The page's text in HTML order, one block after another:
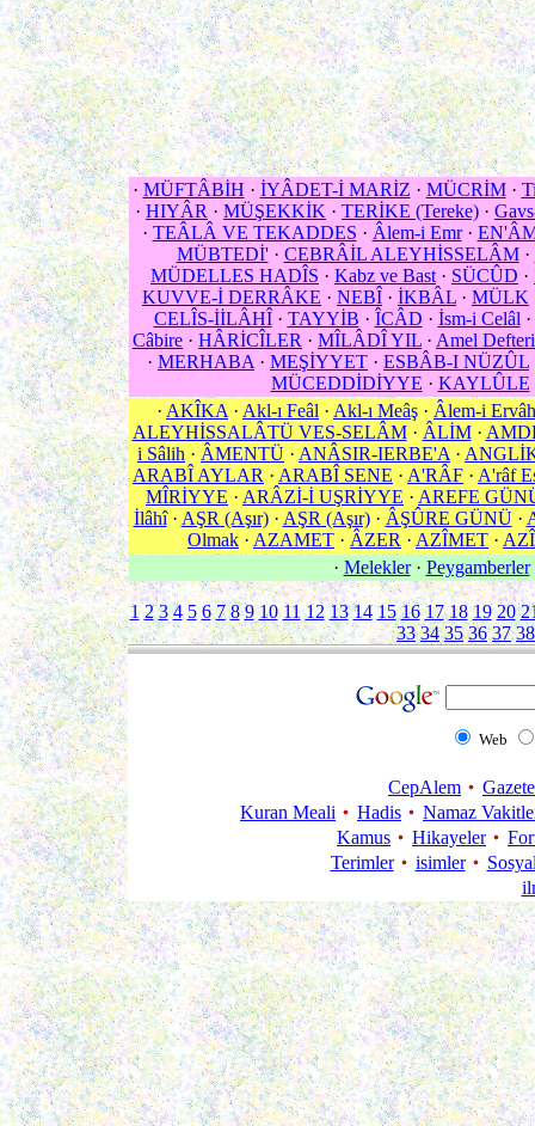
· MÜFTÂBİH · İYÂDET-İ MARİZ · MÜCRİM·
· HIYÂR · MÜŞEKKİK · TERİKE (Tereke) ·
· TEÂLÂ VE TEKADDES · Âlem-i Emr·
MÜBTEDİ'· CEBRÂİL ALEYHİSSELÂM·
MÜDELLES HADÎS · Kabz ve Bast · SÜCÛD ·
KUVVE-İ DERRÂKE · NEBÎ · İKBÂL · MÜLK
CELÎS-İİLÂHÎ· TAYYİB · ÎCÂD · İsm-i Celâl ·
Câbire · HÂRİCÎLER · MÎLÂDÎ YIL · Amel Defteri
· MERHABA · MEŞİYYET · ESBÂB-I NÜZÛL
MÜCEDDİDİYYE · KAYLÛLE
· AKÎKA · Akl-ı Feâl · Akl-ı Meâş · Âlem-i Ervâh
ALEYHİSSALÂTÜ VES-SELÂM· ÂLİM·
i Sâlih · ÂMENTÜ · ANÂSIR-IERBE'A ·
ARABÎ AYLAR · ARABÎ SENE · A'RÂF · A'râf
MÎRİYYE · ARÂZİ-İ UŞRİYYE · AREFE
İlâhî· AŞR (Aşır)· AŞR (Aşır)· ÂŞÛRE GÜNÜ·
Olmak · AZAMET · ÂZER · AZÎMET ·
· Melekler· Peygamberler
1 2 3 4 5 6 7 8 9 10 11 12 13 14 15 16 17 18 19 20
33 34 35 36 37 38
Web
CepAlem
Kuran Meali
Hadis
Namaz
Kamus
Hikayeler
Terimler
isimler